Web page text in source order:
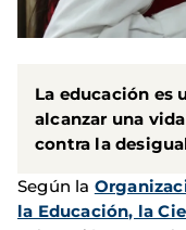
La educación es
alcanzar una
contra la
Según la
la Educación, la